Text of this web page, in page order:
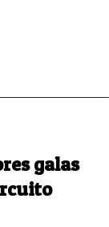
galas